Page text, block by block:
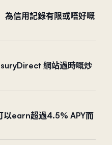
信用記錄有限或唔好嘅
網站過時嘅炒
以earn超過4.5% APY而